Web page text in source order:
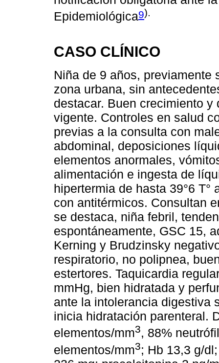
Epidemiológica9).
CASO CLÍNICO
Niña de 9 años, previamente
zona urbana, sin
destacar. Buen crecimiento
vigente. Controles en salud
previas a la consulta con
abdominal, deposiciones
elementos anormales,
alimentación e ingesta de
hipertermia de hasta 39°6
con antitérmicos. Consultan
se destaca, niña febril,
espontáneamente, GSC 15,
Kerning y Brudzinsky
respiratorio, no polipnea,
estertores. Taquicardia
mmHg, bien hidratada y
ante la intolerancia digestiva
inicia hidratación parenteral.
elementos/mm3, 88%
elementos/mm3; Hb 13,3 g/